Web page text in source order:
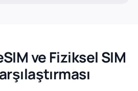
ve Fiziksel SIM